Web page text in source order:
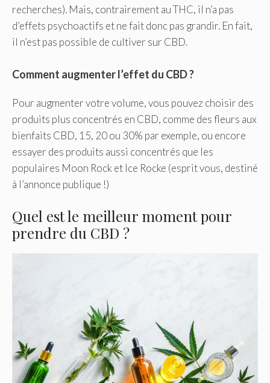
recherches). Mais, contrairement au THC, il n’a pas
d’effets psychoactifs et ne fait donc pas grandir. En fait,
il n’est pas possible de cultiver sur CBD.
Comment augmenter l’effet du CBD ?
Pour augmenter votre volume, vous pouvez choisir des
produits plus concentrés en CBD, comme des fleurs aux
bienfaits CBD, 15, 20 ou 30% par exemple, ou encore
essayer des produits aussi concentrés que les
populaires Moon Rock et Ice Rocke (esprit vous, destiné
à l’annonce publique !)
Quel est le meilleur moment pour
prendre du CBD ?